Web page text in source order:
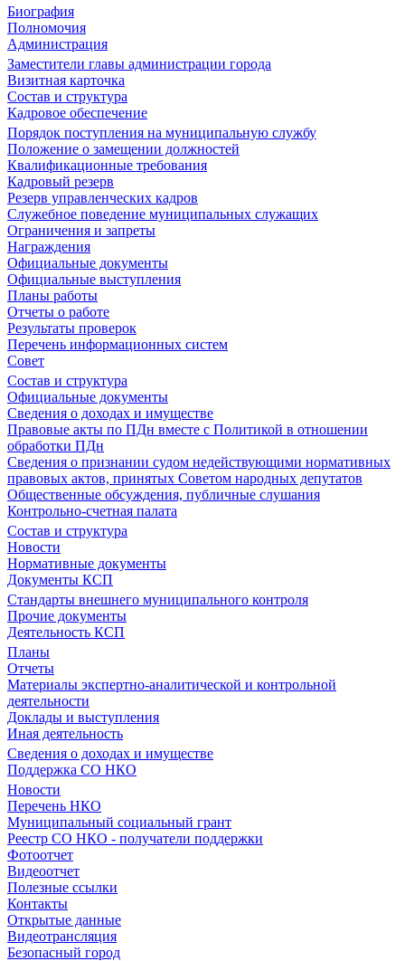
Биография
Полномочия
Администрация
Заместители главы администрации города
Визитная карточка
Состав и структура
Кадровое обеспечение
Порядок поступления на муниципальную службу
Положение о замещении должностей
Квалификационные требования
Кадровый резерв
Резерв управленческих кадров
Служебное поведение муниципальных служащих
Ограничения и запреты
Награждения
Официальные документы
Официальные выступления
Планы работы
Отчеты о работе
Результаты проверок
Перечень информационных систем
Совет
Состав и структура
Официальные документы
Сведения о доходах и имуществе
Правовые акты по ПДн вместе с Политикой в отношении
обработки ПДн
Сведения о признании судом недействующими нормативных
правовых актов, принятых Советом народных депутатов
Общественные обсуждения, публичные слушания
Контрольно-счетная палата
Состав и структура
Новости
Нормативные документы
Документы КСП
Стандарты внешнего муниципального контроля
Прочие документы
Деятельность КСП
Планы
Отчеты
Материалы экспертно-аналитической и контрольной
деятельности
Доклады и выступления
Иная деятельность
Сведения о доходах и имуществе
Поддержка СО НКО
Новости
Перечень НКО
Муниципальный социальный грант
Реестр СО НКО - получатели поддержки
Фотоотчет
Видеоотчет
Полезные ссылки
Контакты
Открытые данные
Видеотрансляция
Безопасный город